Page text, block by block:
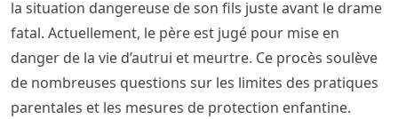
la situation dangereuse de son fils juste avant le drame
fatal. Actuellement, le père est jugé pour mise en
danger de la vie d’autrui et meurtre. Ce procès soulève
de nombreuses questions sur les limites des pratiques
parentales et les mesures de protection enfantine.